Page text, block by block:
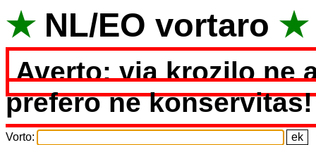
★ NL/EO vortaro ★
Averto: via krozilo ne
prefero ne konservitas!
Vorto: